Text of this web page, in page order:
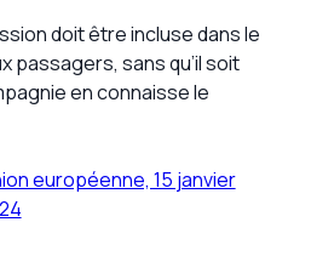
doit être incluse dans le
passagers, sans qu’il soit
en connaisse le
européenne, 15 janvier